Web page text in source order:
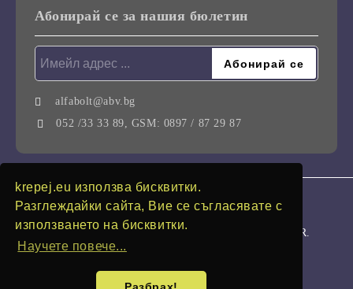
krepej.eu използва бисквитки.
Разглеждайки сайта, Вие се съгласявате с
използването на бисквитки.
Научете повече...
Абонирай се за нашия бюлетин
alfabolt@abv.bg
052 /33 33 89, GSM: 0897 / 87 29 87
Нашият онлайн магазин е 100% съобразен с GDPR.